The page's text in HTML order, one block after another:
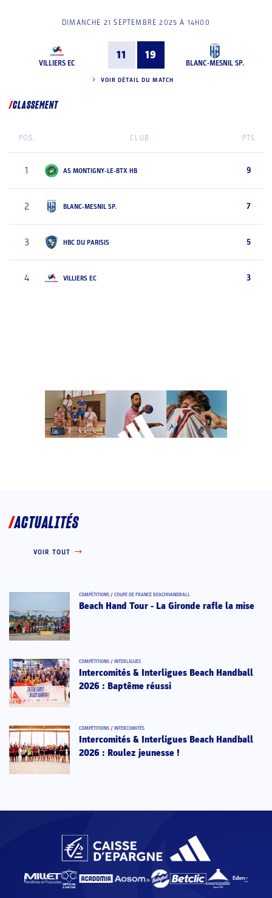
DIMANCHE 21 SEPTEMBRE 2025 À 14H00
VILLIERS EC
11 19
BLANC-MESNIL SP.
VOIR DÉTAIL DU MATCH
CLASSEMENT
POS. CLUB PTS
1 AS MONTIGNY-LE-BTX HB 9
2 BLANC-MESNIL SP. 7
3 HBC DU PARISIS 5
4 VILLIERS EC 3
ACTUALITÉS
VOIR TOUT
COMPÉTITIONS / COUPE DE FRANCE BEACHHANDBALL
Beach Hand Tour - La Gironde rafle la mise
COMPÉTITIONS / INTERLIGUES
Intercomités & Interligues Beach Handball
2026 : Baptême réussi
COMPÉTITIONS / INTERCOMITÉS
Intercomités & Interligues Beach Handball
2026 : Roulez jeunesse !